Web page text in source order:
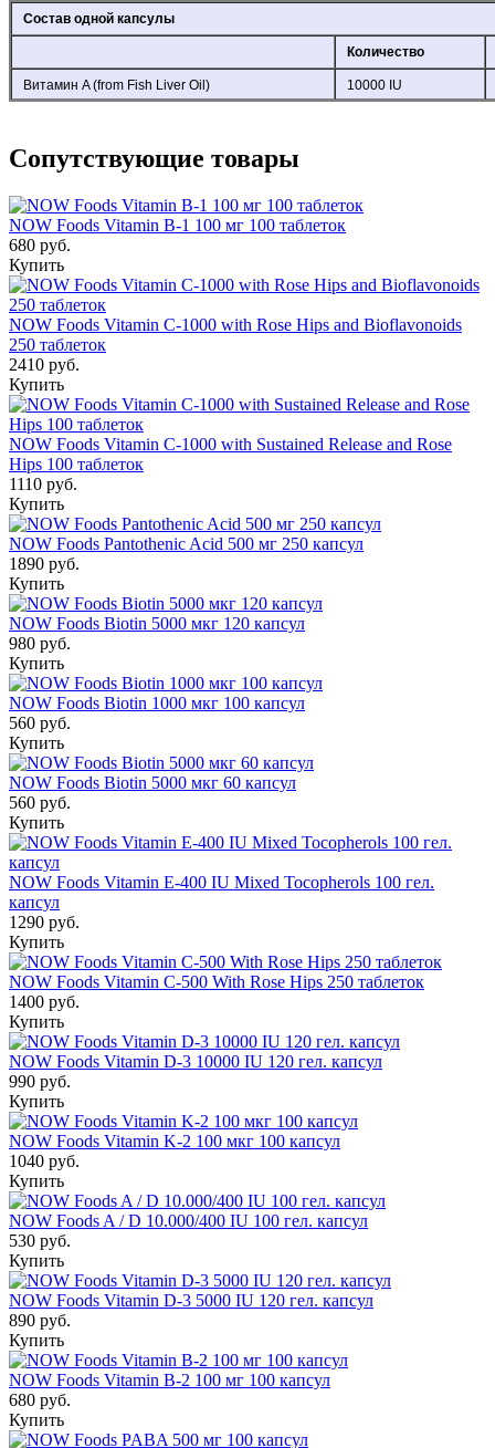
Состав одной капсулы
Количество
Витамин A (from Fish Liver Oil) 10000 IU
Сопутствующие товары
NOW Foods Vitamin B-1 100 мг 100 таблеток
680 руб.
Купить
NOW Foods Vitamin C-1000 with Rose Hips and Bioflavonoids
250 таблеток
2410 руб.
Купить
NOW Foods Vitamin C-1000 with Sustained Release and Rose
Hips 100 таблеток
1110 руб.
Купить
NOW Foods Pantothenic Acid 500 мг 250 капсул
1890 руб.
Купить
NOW Foods Biotin 5000 мкг 120 капсул
980 руб.
Купить
NOW Foods Biotin 1000 мкг 100 капсул
560 руб.
Купить
NOW Foods Biotin 5000 мкг 60 капсул
560 руб.
Купить
NOW Foods Vitamin E-400 IU Mixed Tocopherols 100 гел.
капсул
1290 руб.
Купить
NOW Foods Vitamin C-500 With Rose Hips 250 таблеток
1400 руб.
Купить
NOW Foods Vitamin D-3 10000 IU 120 гел. капсул
990 руб.
Купить
NOW Foods Vitamin K-2 100 мкг 100 капсул
1040 руб.
Купить
NOW Foods A / D 10.000/400 IU 100 гел. капсул
530 руб.
Купить
NOW Foods Vitamin D-3 5000 IU 120 гел. капсул
890 руб.
Купить
NOW Foods Vitamin B-2 100 мг 100 капсул
680 руб.
Купить